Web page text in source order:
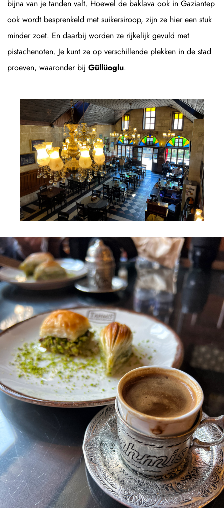
bijna van je tanden valt. Hoewel de baklava ook in Gaziantep
ook wordt besprenkeld met suikersiroop, zijn ze hier een stuk
minder zoet. En daarbij worden ze rijkelijk gevuld met
pistachenoten. Je kunt ze op verschillende plekken in de stad
proeven, waaronder bij Güllüoglu.